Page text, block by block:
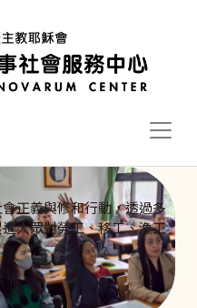
正義與修和行動，透過多
大眾對勞工、移工、漁工